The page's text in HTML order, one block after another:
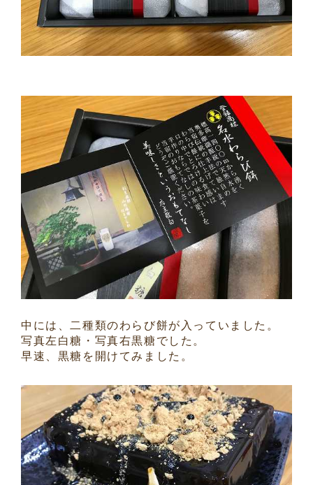
中には、二種類のわらび餅が入っていました。
写真左白糖・写真右黒糖でした。
早速、黒糖を開けてみました。